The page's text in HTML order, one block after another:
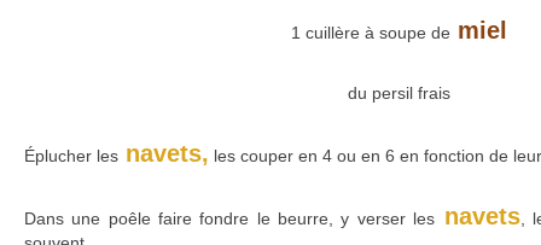
1 cuillère à soupe de miel
du persil frais
Éplucher les navets, les couper en 4 ou en 6 en fonction de
Dans une poêle faire fondre le beurre, y verser lesnavets ,